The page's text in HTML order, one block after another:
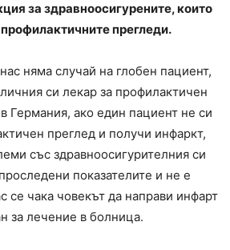
за здравноосигурените, които
прегледи.
няма случай на глобен пациент,
си лекар за профилактичен
Германия, ако един пациент не си
преглед и получи инфаркт,
със здравноосигурителния си
показателите и не е
се чака човекът да направи инфарт
за лечение в болница.